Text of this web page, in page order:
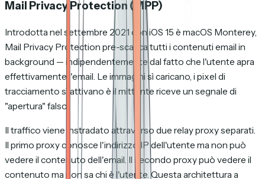
Mail Privacy Protection (MPP)
Introdotta nel settembre 2021 con iOS 15 è macOS Monterey,
Mail Privacy Protection pre-scarica tutti i contenuti email in
background — indipendentemente dal fatto che l'utente apra
effettivamente l'email. Le immagini sì caricano, i pixel di
tracciamento sì attivano è il mittente riceve un segnale di
"apertura" falso.
Il traffico viene instradato attraverso due relay proxy separati.
Il primo proxy conosce l'indirizzo IP dell'utente ma non può
vedere il contenuto dell'email. Il secondo proxy può vedere il
contenuto ma non sa chi è l'utente. Questa architettura a